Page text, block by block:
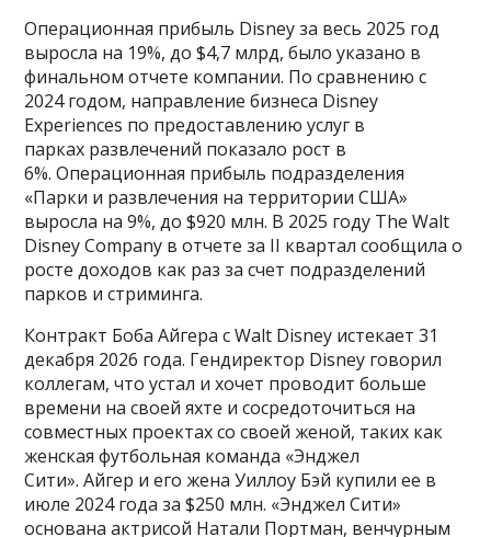
Операционная прибыль Disney за весь 2025 год
выросла на 19%, до $4,7 млрд, было указано в
финальном отчете компании. По сравнению с
2024 годом, направление бизнеса Disney
Experiences по предоставлению услуг в
парках развлечений показало рост в
6%. Операционная прибыль подразделения
«Парки и развлечения на территории США»
выросла на 9%, до $920 млн. В 2025 году The Walt
Disney Company в отчете за II квартал сообщила о
росте доходов как раз за счет подразделений
парков и стриминга.
Контракт Боба Айгера с Walt Disney истекает 31
декабря 2026 года. Гендиректор Disney говорил
коллегам, что устал и хочет проводит больше
времени на своей яхте и сосредоточиться на
совместных проектах со своей женой, таких как
женская футбольная команда «Энджел
Сити». Айгер и его жена Уиллоу Бэй купили ее в
июле 2024 года за $250 млн. «Энджел Сити»
основана актрисой Натали Портман, венчурным